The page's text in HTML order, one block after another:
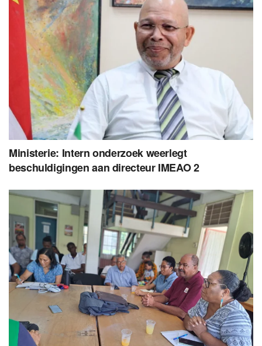
Ministerie: Intern onderzoek weerlegt
beschuldigingen aan directeur IMEAO 2